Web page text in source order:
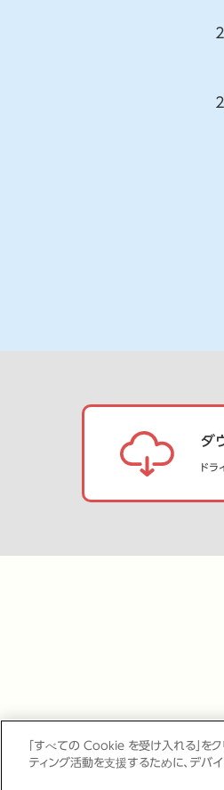
ダ
ドラ
「すべての Cookie を受け入れる」を
ティング活動を支援するために、デバ